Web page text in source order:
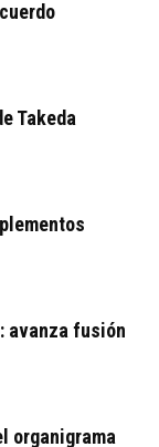
Takeda
avanza fusión
organigrama